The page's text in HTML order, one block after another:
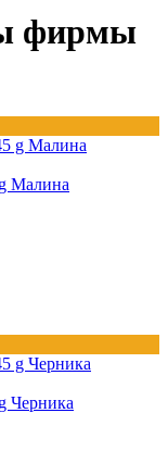
фирмы
Малина
Черника